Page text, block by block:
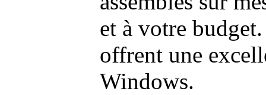
et à votre
offrent une
Windows.